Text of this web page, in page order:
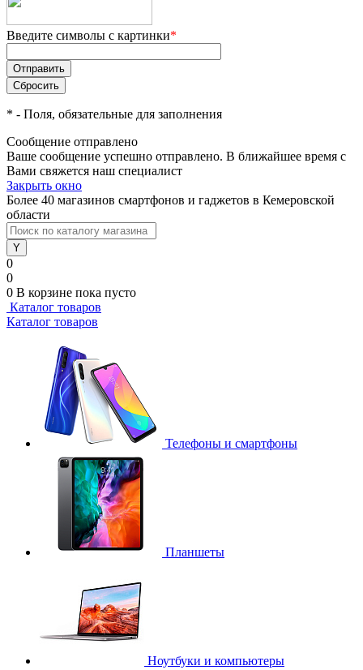
Введите символы с картинки*
* - Поля, обязательные для заполнения
Сообщение отправлено
Ваше сообщение успешно отправлено. В ближайшее время с
Вами свяжется наш специалист
Закрыть окно
Более 40 магазинов смартфонов и гаджетов в Кемеровской
области
0
0
0 В корзине пока пусто
Каталог товаров
Каталог товаров
Телефоны и смартфоны
Планшеты
Ноутбуки и компьютеры